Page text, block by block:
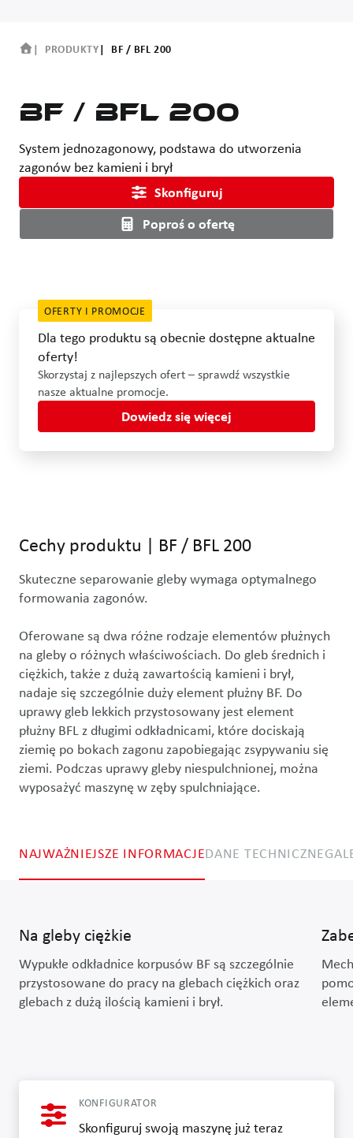
PRODUKTY BF / BFL 200
BF / BFL 200
System jednozagonowy, podstawa do utworzenia
zagonów bez kamieni i brył
Poproś o ofertę
Skonfiguruj
OFERTY I PROMOCJE
Dla tego produktu są obecnie dostępne aktualne
oferty!
Skorzystaj z najlepszych ofert – sprawdź wszystkie
nasze aktualne promocje.
Dowiedz się więcej
Cechy produktu | BF / BFL 200
Skuteczne separowanie gleby wymaga optymalnego
formowania zagonów.
Oferowane są dwa różne rodzaje elementów płużnych
na gleby o różnych właściwościach. Do gleb średnich i
ciężkich, także z dużą zawartością kamieni i brył,
nadaje się szczególnie duży element płużny BF. Do
uprawy gleb lekkich przystosowany jest element
płużny BFL z długimi odkładnicami, które dociskają
ziemię po bokach zagonu zapobiegając zsypywaniu się
ziemi. Podczas uprawy gleby niespulchnionej, można
wyposażyć maszynę w zęby spulchniające.
NAJWAŻNIEJSZE INFORMACJEDANE TECHNICZNE
Na gleby ciężkie
Wypukłe odkładnice korpusów BF są szczególnie
przystosowane do pracy na glebach ciężkich oraz
glebach z dużą ilością kamieni i brył.
KONFIGURATOR
Skonfiguruj swoją maszynę już teraz